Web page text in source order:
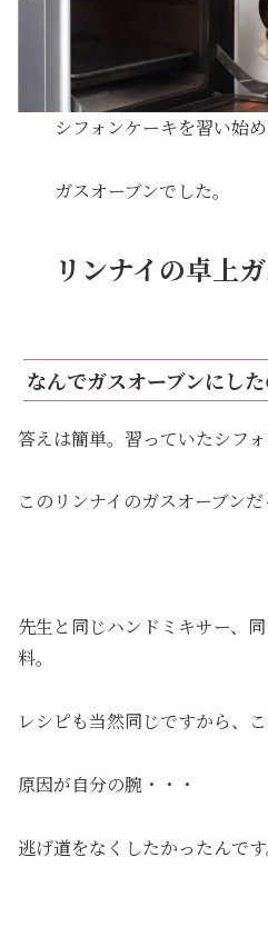
シフォンケーキを習い始
ガスオーブンでした。
リンナイの卓上
なんでガスオーブンにした
答えは簡単。習っていたシフ
このリンナイのガスオーブンだ
先生と同じハンドミキサー、
料。
レシピも当然同じですから、
原因が自分の腕・・・
逃げ道をなくしたかったんです